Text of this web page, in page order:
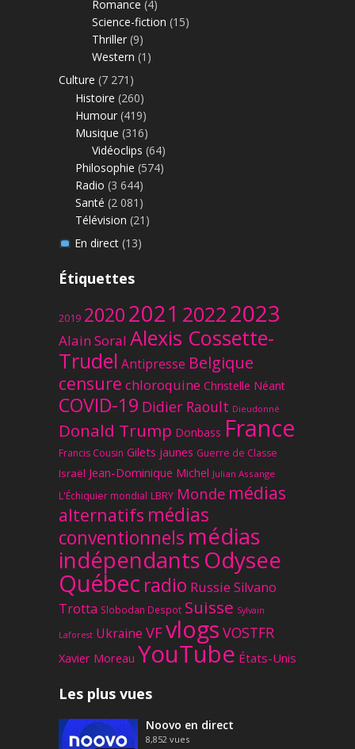
Romance (4)
Science-fiction (15)
Thriller (9)
Western (1)
Culture (7 271)
Histoire (260)
Humour (419)
Musique (316)
Vidéoclips (64)
Philosophie (574)
Radio (3 644)
Santé (2 081)
Télévision (21)
En direct(13)
Étiquettes
2019 20202021 20222023
Alain Soral Alexis Cossette-
Trudel Antipresse Belgique
censure chloroquine Christelle Néant
COVID-19 Didier Raoult Dieudonné
Donald Trump Donbass France
Francis Cousin Gilets jaunes Guerre de Classe
Israël Jean-Dominique Michel Julian Assange
L'Échiquier mondial LBRY Monde médias
alternatifs médias
conventionnels médias
indépendantsOdysee
Québec radio Russie Silvano
Trotta Slobodan Despot Suisse Sylvain
Laforest Ukraine VFvlogs VOSTFR
Xavier Moreau YouTube États-Unis
Les plus vues
Noovo en direct
8,852 vues